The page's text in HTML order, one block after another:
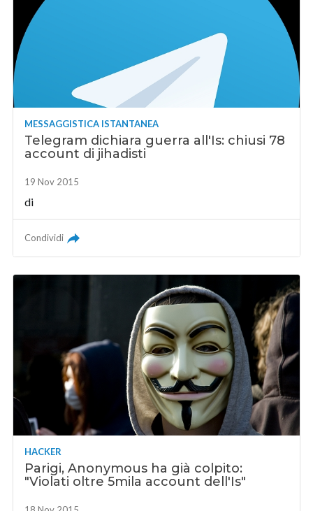
MESSAGGISTICA ISTANTANEA
Telegram dichiara guerra all'Is: chiusi 78
account di jihadisti
19 Nov 2015
di
Condividi
HACKER
Parigi, Anonymous ha già colpito:
"Violati oltre 5mila account dell'Is"